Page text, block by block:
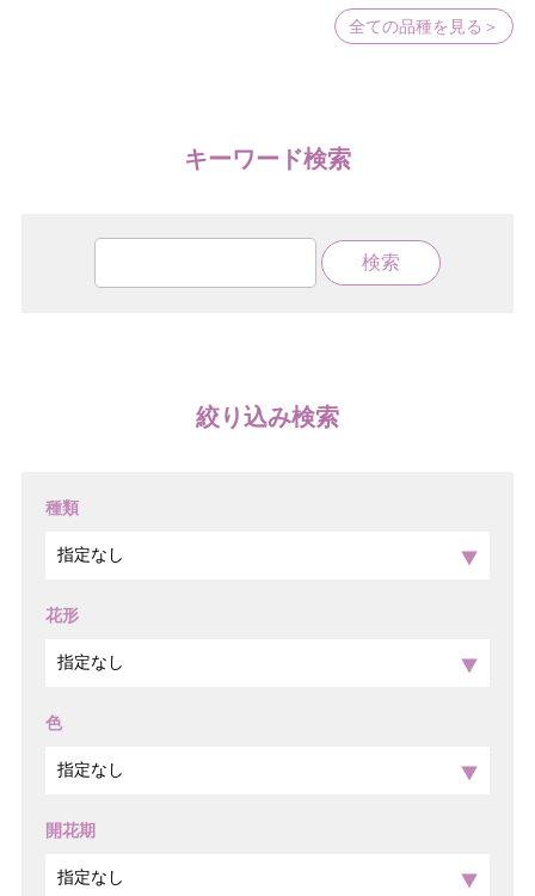
全ての品種を見る＞
キーワード検索
絞り込み検索
種類
花形
色
開花期